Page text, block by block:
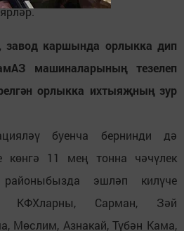
завод каршында орлыкка дип
машиналарының тезелеп
орлыкка ихтыяҗның зур
буенча бернинди дә
көнгә 11 мең тонна чәчүлек
эшләп килүче
КФХларны, Сарман, Зәй
Мөслим, Азнакай, Түбән Кама,